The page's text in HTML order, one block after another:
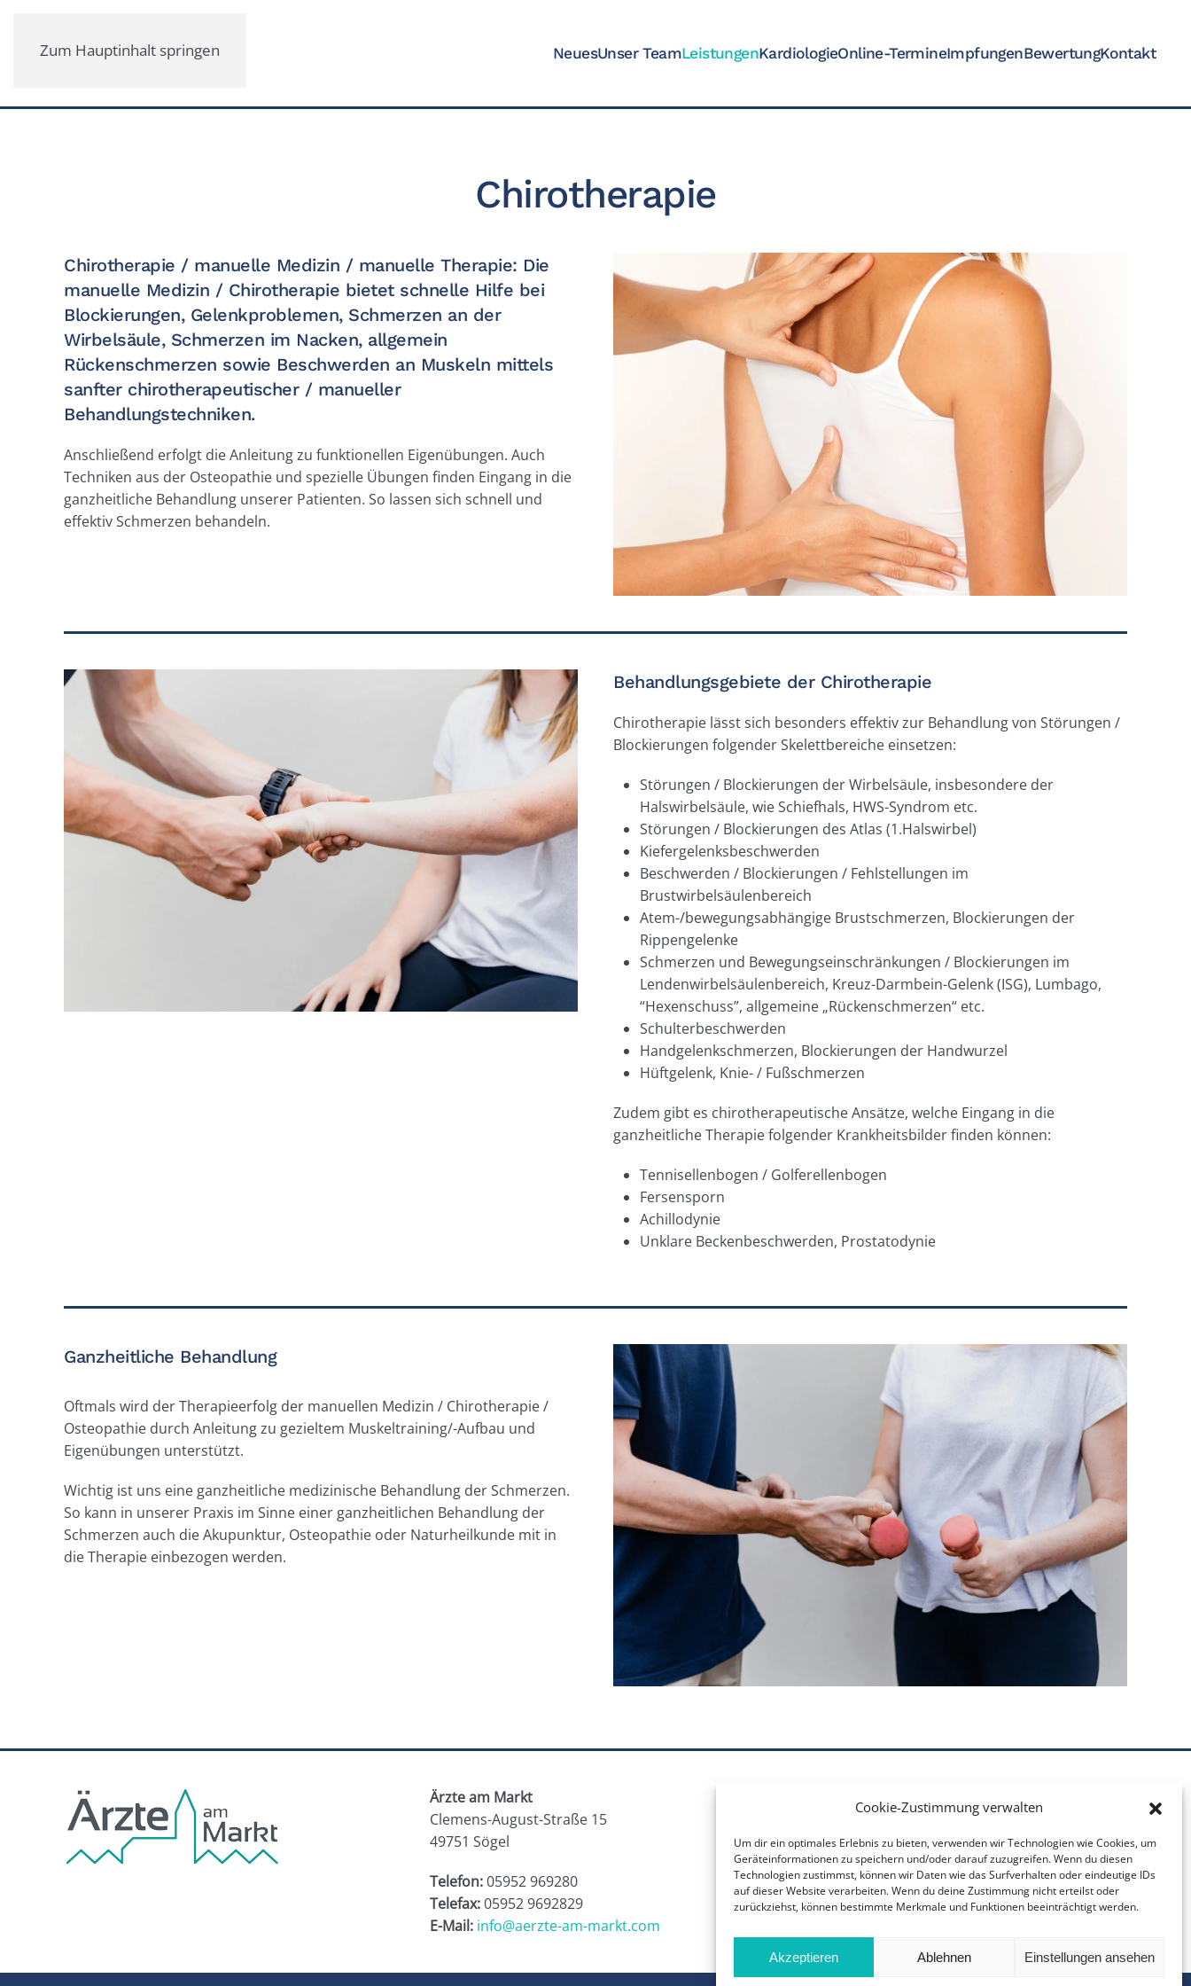
Cookie-Zustimmung verwalten
Um dir ein optimales Erlebnis zu bieten, verwenden wir Technologien wie Cookies, um
Geräteinformationen zu speichern und/oder darauf zuzugreifen. Wenn du diesen
Technologien zustimmst, können wir Daten wie das Surfverhalten oder eindeutige IDs
auf dieser Website verarbeiten. Wenn du deine Zustimmung nicht erteilst oder
zurückziehst, können bestimmte Merkmale und Funktionen beeinträchtigt werden.
Akzeptieren Ablehnen Einstellungen ansehen
Zum Hauptinhalt springen NeuesUnser TeamLeistungenKardiologieOnline-TermineImpfungenBewertungKontakt
Chirotherapie
Chirotherapie / manuelle Medizin / manuelle Therapie: Die
manuelle Medizin / Chirotherapie bietet schnelle Hilfe bei
Blockierungen, Gelenkproblemen, Schmerzen an der
Wirbelsäule, Schmerzen im Nacken, allgemein
Rückenschmerzen sowie Beschwerden an Muskeln mittels
sanfter chirotherapeutischer / manueller
Behandlungstechniken.
Anschließend erfolgt die Anleitung zu funktionellen Eigenübungen. Auch
Techniken aus der Osteopathie und spezielle Übungen finden Eingang in die
ganzheitliche Behandlung unserer Patienten. So lassen sich schnell und
effektiv Schmerzen behandeln.
Behandlungsgebiete der Chirotherapie
Chirotherapie lässt sich besonders effektiv zur Behandlung von Störungen /
Blockierungen folgender Skelettbereiche einsetzen:
Störungen / Blockierungen der Wirbelsäule, insbesondere der
Halswirbelsäule, wie Schiefhals, HWS-Syndrom etc.
Störungen / Blockierungen des Atlas (1.Halswirbel)
Kiefergelenksbeschwerden
Beschwerden / Blockierungen / Fehlstellungen im
Brustwirbelsäulenbereich
Atem-/bewegungsabhängige Brustschmerzen, Blockierungen der
Rippengelenke
Schmerzen und Bewegungseinschränkungen / Blockierungen im
Lendenwirbelsäulenbereich, Kreuz-Darmbein-Gelenk (ISG), Lumbago,
“Hexenschuss”, allgemeine „Rückenschmerzen“ etc.
Schulterbeschwerden
Handgelenkschmerzen, Blockierungen der Handwurzel
Hüftgelenk, Knie- / Fußschmerzen
Zudem gibt es chirotherapeutische Ansätze, welche Eingang in die
ganzheitliche Therapie folgender Krankheitsbilder finden können:
Tennisellenbogen / Golferellenbogen
Fersensporn
Achillodynie
Unklare Beckenbeschwerden, Prostatodynie
Ganzheitliche Behandlung
Oftmals wird der Therapieerfolg der manuellen Medizin / Chirotherapie/
Osteopathie durch Anleitung zu gezieltem Muskeltraining/-Aufbau und
Eigenübungen unterstützt.
Wichtig ist uns eine ganzheitliche medizinische Behandlung der Schmerzen.
So kann in unserer Praxis im Sinne einer ganzheitlichen Behandlung der
Schmerzen auch die Akupunktur, Osteopathie oder Naturheilkunde mit in
die Therapie einbezogen werden.
Ärzte am Markt
Clemens-August-Straße 15
49751 Sögel
Telefon:05952 969280
Telefax:05952 9692829
E-Mail: info@aerzte-am-markt.com